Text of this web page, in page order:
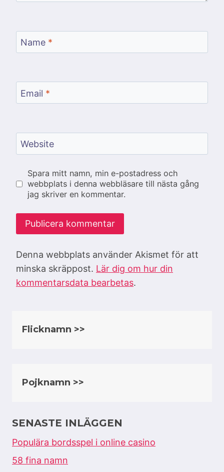
Name *
Email *
Website
Spara mitt namn, min e-postadress och
webbplats i denna webbläsare till nästa gång
jag skriver en kommentar.
Denna webbplats använder Akismet för att
minska skräppost. Lär dig om hur din
kommentarsdata bearbetas.
Flicknamn >>
Pojknamn >>
SENASTE INLÄGGEN
Populära bordsspel i online casino
58 fina namn